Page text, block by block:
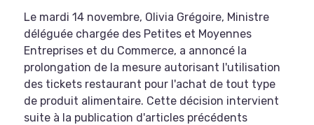
Le mardi 14 novembre, Olivia Grégoire, Ministre
déléguée chargée des Petites et Moyennes
Entreprises et du Commerce, a annoncé la
prolongation de la mesure autorisant l'utilisation
des tickets restaurant pour l'achat de tout type
de produit alimentaire. Cette décision intervient
suite à la publication d'articles précédents